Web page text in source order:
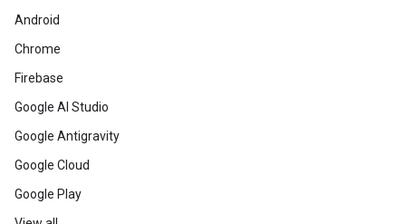
Android
Chrome
Firebase
Google AI Studio
Google Antigravity
Google Cloud
Google Play